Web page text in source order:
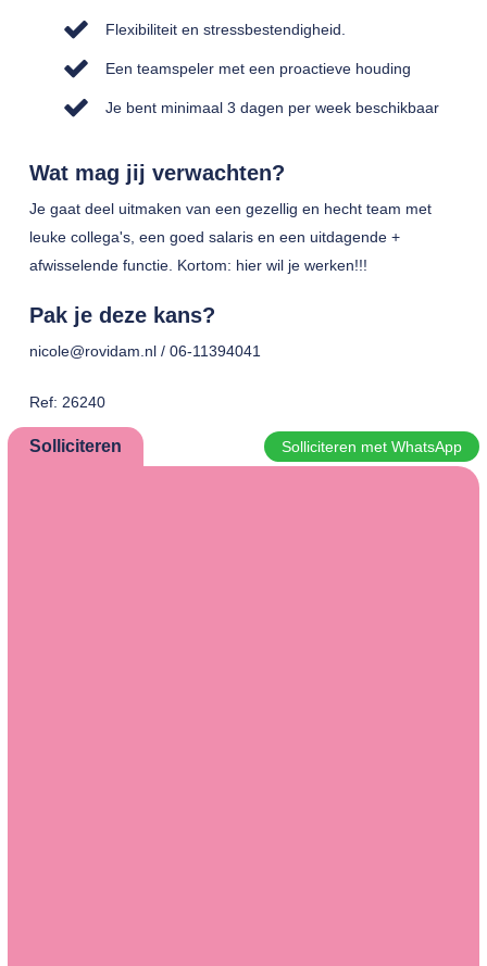
Flexibiliteit en stressbestendigheid.
Een teamspeler met een proactieve houding
Je bent minimaal 3 dagen per week beschikbaar
Wat mag jij verwachten?
Je gaat deel uitmaken van een gezellig en hecht team met
leuke collega's, een goed salaris en een uitdagende +
afwisselende functie. Kortom: hier wil je werken!!!
Pak je deze kans?
nicole@rovidam.nl / 06-11394041
Ref: 26240
Solliciteren Solliciteren met WhatsApp